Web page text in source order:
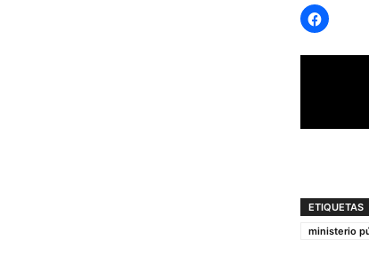
ETIQUETAS
ministerio